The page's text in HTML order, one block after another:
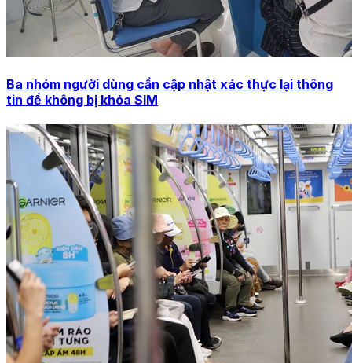
Ba nhóm người dùng cần cập nhật xác thực lại thông
tin để không bị khóa SIM